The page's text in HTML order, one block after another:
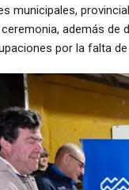
municipales,
además
por la falta